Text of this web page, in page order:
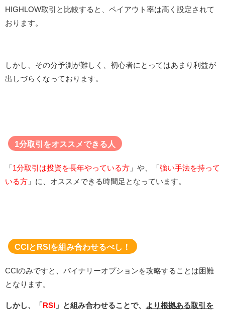
HIGHLOW取引と比較すると、ペイアウト率は高く設定されて
おります。
しかし、その分予測が難しく、初心者にとってはあまり利益が
出しづらくなっております。
1分取引をオススメできる人
「 1分取引は投資を長年やっている方 」や、「 強い手法を持って
いる方 」に、オススメできる時間足となっています。
CCIとRSIを組み合わせるべし！
CCIのみですと、バイナリーオプションを攻略することは困難
となります。
しかし、「 RSI 」と組み合わせることで、
より根拠ある取引を